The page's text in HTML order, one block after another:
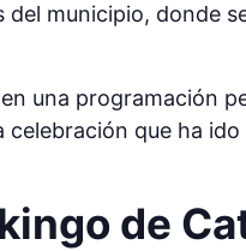
municipio, donde
una programación
que ha
de